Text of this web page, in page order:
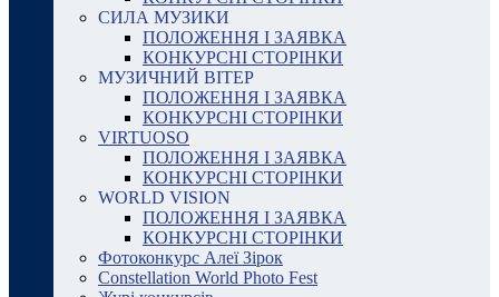
СИЛА МУЗИКИ
ПОЛОЖЕННЯ І ЗАЯВКА
КОНКУРСНІ СТОРІНКИ
МУЗИЧНИЙ ВІТЕР
ПОЛОЖЕННЯ І ЗАЯВКА
КОНКУРСНІ СТОРІНКИ
VIRTUOSO
ПОЛОЖЕННЯ І ЗАЯВКА
КОНКУРСНІ СТОРІНКИ
WORLD VISION
ПОЛОЖЕННЯ І ЗАЯВКА
КОНКУРСНІ СТОРІНКИ
Фотоконкурс Алеї Зірок
Constellation World Photo Fest